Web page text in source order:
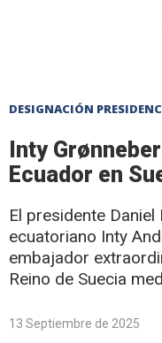
DESIGNACIÓN
Inty
Ecuador en
El presidente
ecuatoriano Inty
embajador
Reino de Suecia
13 Septiembre de 2025